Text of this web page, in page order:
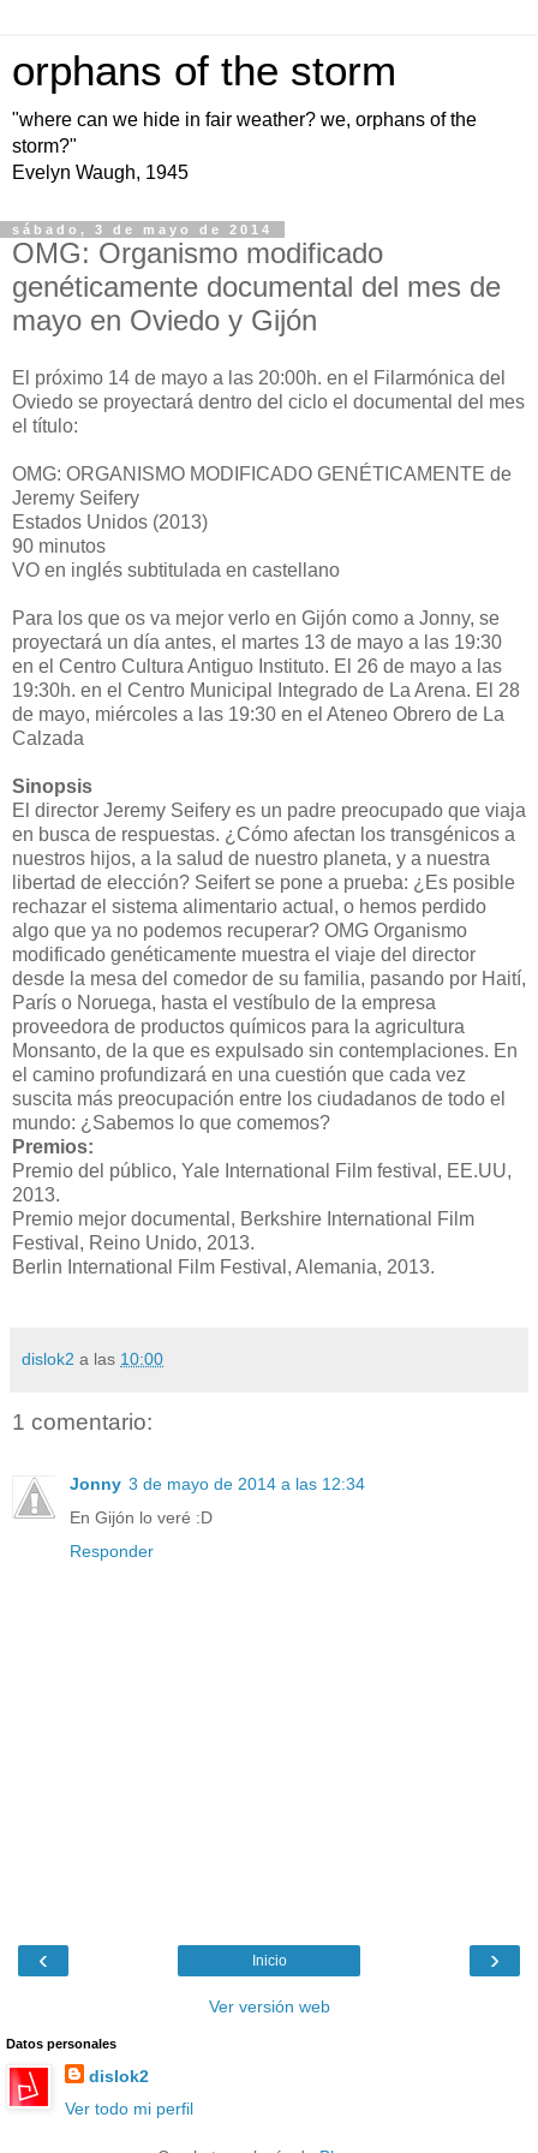
orphans of the storm
"where can we hide in fair weather? we, orphans of the
storm?"
Evelyn Waugh, 1945
sábado, 3 de mayo de 2014
OMG: Organismo modificado
genéticamente documental del mes de
mayo en Oviedo y Gijón
El próximo 14 de mayo a las 20:00h. en el Filarmónica del
Oviedo se proyectará dentro del ciclo el documental del mes
el título:
OMG: ORGANISMO MODIFICADO GENÉTICAMENTE de
Jeremy Seifery
Estados Unidos (2013)
90 minutos
VO en inglés subtitulada en castellano
Para los que os va mejor verlo en Gijón como a Jonny, se
proyectará un día antes, el martes 13 de mayo a las 19:30
en el Centro Cultura Antiguo Instituto. El 26 de mayo a las
19:30h. en el Centro Municipal Integrado de La Arena. El 28
de mayo, miércoles a las 19:30 en el Ateneo Obrero de La
Calzada
Sinopsis
El director Jeremy Seifery es un padre preocupado que viaja
en busca de respuestas. ¿Cómo afectan los transgénicos a
nuestros hijos, a la salud de nuestro planeta, y a nuestra
libertad de elección? Seifert se pone a prueba: ¿Es posible
rechazar el sistema alimentario actual, o hemos perdido
algo que ya no podemos recuperar? OMG Organismo
modificado genéticamente muestra el viaje del director
desde la mesa del comedor de su familia, pasando por Haití,
París o Noruega, hasta el vestíbulo de la empresa
proveedora de productos químicos para la agricultura
Monsanto, de la que es expulsado sin contemplaciones. En
el camino profundizará en una cuestión que cada vez
suscita más preocupación entre los ciudadanos de todo el
mundo: ¿Sabemos lo que comemos?
Premios:
Premio del público, Yale International Film festival, EE.UU,
2013.
Premio mejor documental, Berkshire International Film
Festival, Reino Unido, 2013.
Berlin International Film Festival, Alemania, 2013.
dislok2 a las 10:00
1 comentario:
Jonny 3 de mayo de 2014 a las 12:34
En Gijón lo veré :D
Responder
‹ ›
Inicio
Ver versión web
Datos personales
dislok2
Ver todo mi perfil